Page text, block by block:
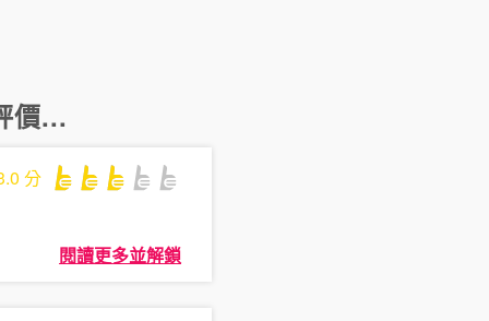
價...
分
閱讀更多並解鎖